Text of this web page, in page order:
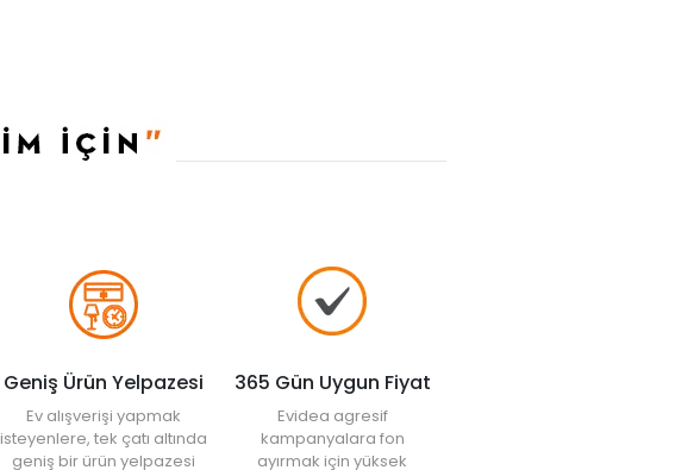
Geniş Ürün Yelpazesi
Ev alışverişi yapmak
isteyenlere, tek çatı altında
geniş bir ürün yelpazesi
365 Gün Uygun Fiyat
Evidea agresif
kampanyalara fon
ayırmak için yüksek